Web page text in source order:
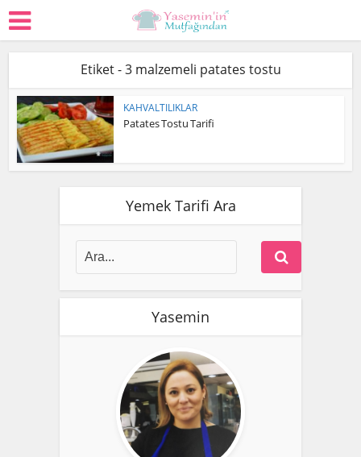
Etiket - 3 malzemeli patates tostu
KAHVALTILIKLAR
Patates Tostu Tarifi
Yemek Tarifi Ara
Yasemin